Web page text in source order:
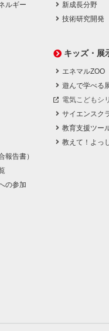
ルギー
報告書）
の参加
新成長分野
技術研究開発
キッズ・展
エネマルZOO
遊んで学べる
電気こどもシ
サイエンスク
教育支援ツー
教えて！よっ